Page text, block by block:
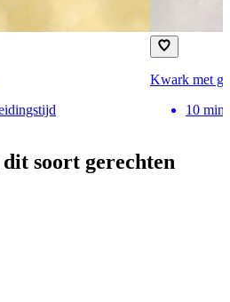
soort gerechten
Kwark met
10 min